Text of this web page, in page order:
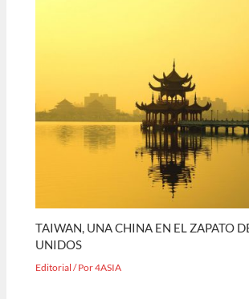
TAIWAN, UNA CHINA EN EL ZAPATO
UNIDOS
Editorial / Por4ASIA